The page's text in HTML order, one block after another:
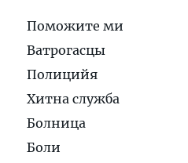
Поможите ми
Ватрогасцы
Полицийя
Хитна служба
Болница
Боли